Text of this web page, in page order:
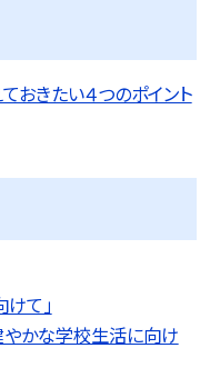
おきたい４つのポイント
て」
やかな学校生活に向け